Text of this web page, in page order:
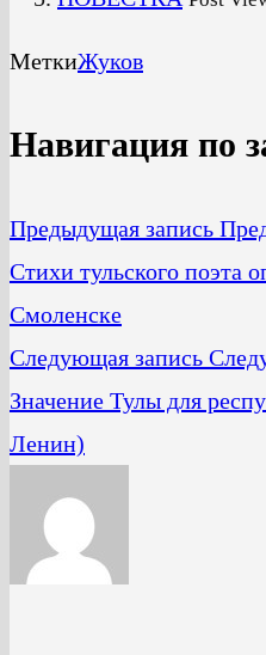
МеткиЖуков
Навигация по
Предыдущая запись
Стихи тульского поэта
Смоленске
Следующая запись
Значение Тулы для
Ленин)